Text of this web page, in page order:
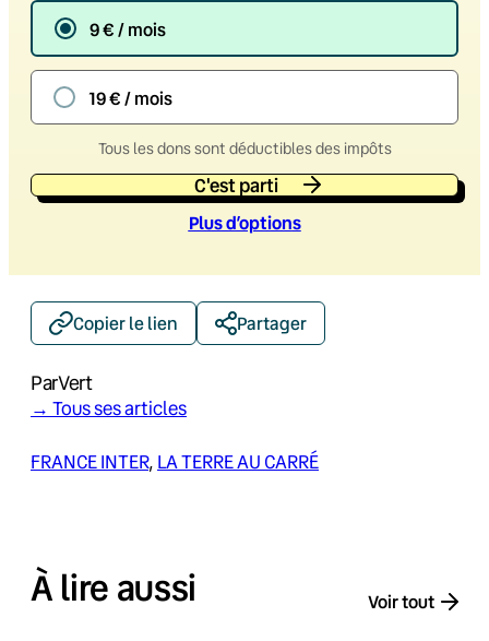
9 € / mois
19 € / mois
Tous les dons sont déductibles des impôts
C'est parti
Plus d’options
Copier le lien Partager
ParVert
→ Tous ses articles
FRANCE INTER, LA TERRE AU CARRÉ
À lire aussi Voir tout